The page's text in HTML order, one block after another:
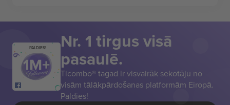
PALDIES! Nr. 1 tirgus visā
pasaulē.
Ticombo® tagad ir visvairāk sekotāju no
visām tālākpārdošanas platformām Eiropā.
Paldies!